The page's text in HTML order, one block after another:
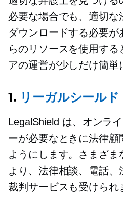
必要な場合でも、適切な
ダウンロードする必要
らのリソースを使用する
アの運営が少しだけ簡単
1. リーガルシールド
LegalShield は、オンラ
ーが必要なときに法律顧
ようにします。さまざま
より、法律相談、電話、
裁判サービスも受けられ